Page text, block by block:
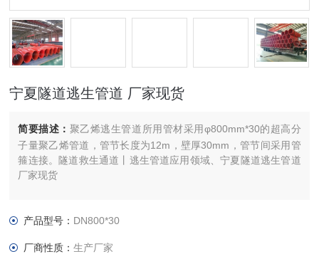
宁夏隧道逃生管道 厂家现货
简要描述： 聚乙烯逃生管道所用管材采用φ800mm*30的超高分
子量聚乙烯管道，管节长度为12m，壁厚30mm，管节间采用管
箍连接。隧道救生通道丨逃生管道应用领域、宁夏隧道逃生管道
厂家现货
产品型号： DN800*30
厂商性质：生产厂家